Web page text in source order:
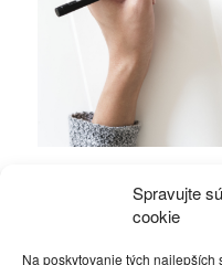
Spravujte
cookie
Na poskytovanie tých
Gerasimovom?
Politika 4.